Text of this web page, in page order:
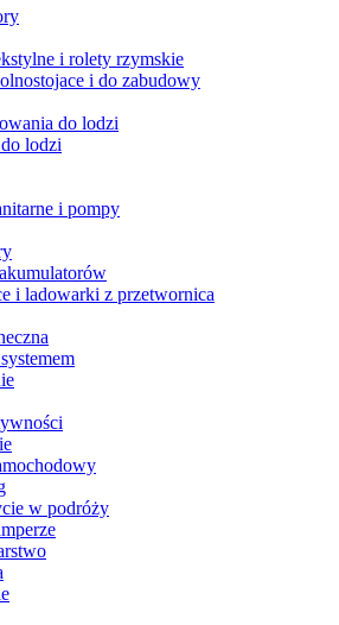
i rolety rzymskie
i do zabudowy
do lodzi
lodzi
i pompy
i ladowarki z przetwornica
w podróży